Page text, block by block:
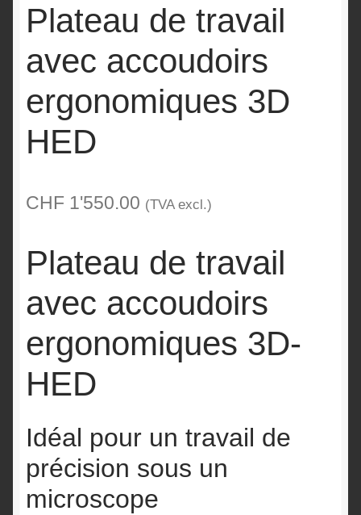
Plateau de travail
avec accoudoirs
ergonomiques 3D
HED
CHF 1'550.00 (TVA excl.)
Plateau de travail
avec accoudoirs
ergonomiques 3D-
HED
Idéal pour un travail de
précision sous un
microscope